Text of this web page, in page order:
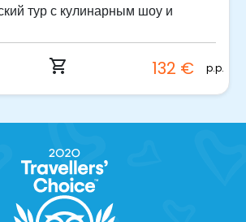
тур с кулинарным шоу и
shopping_cart 132 € p.p.